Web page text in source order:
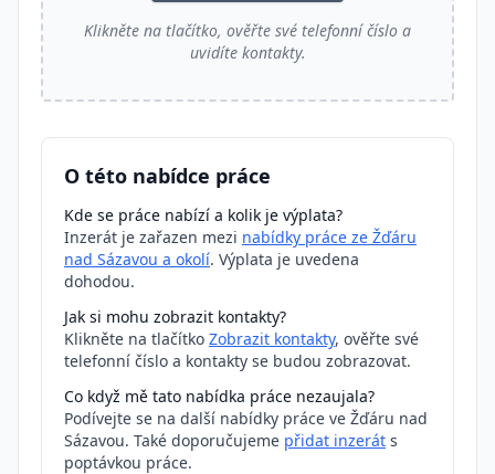
Klikněte na tlačítko, ověřte své telefonní číslo a
uvidíte kontakty.
O této nabídce práce
Kde se práce nabízí a kolik je výplata?
Inzerát je zařazen mezi nabídky práce ze Žďáru
nad Sázavou a okolí. Výplata je uvedena
dohodou.
Jak si mohu zobrazit kontakty?
Klikněte na tlačítko Zobrazit kontakty, ověřte své
telefonní číslo a kontakty se budou zobrazovat.
Co když mě tato nabídka práce nezaujala?
Podívejte se na další nabídky práce ve Žďáru nad
Sázavou. Také doporučujeme přidat inzerát s
poptávkou práce.